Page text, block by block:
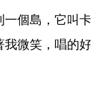
一個島，它叫卡
微笑，唱的好